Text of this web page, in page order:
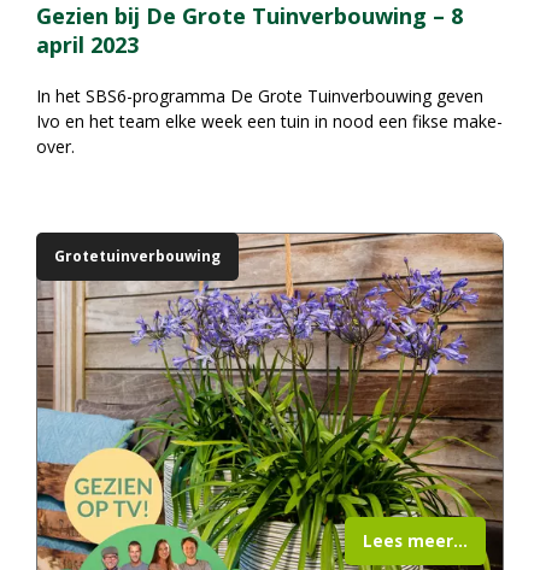
Gezien bij De Grote Tuinverbouwing – 8
april 2023
In het SBS6-programma De Grote Tuinverbouwinggeven
Ivo en het team elke week een tuin in nood een fikse make-
over.
Grotetuinverbouwing
Lees meer...